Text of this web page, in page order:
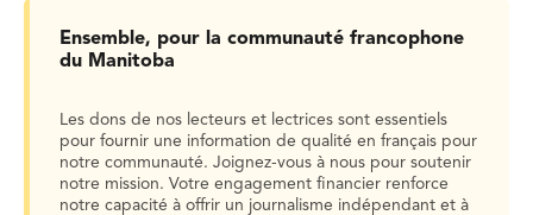
Ensemble, pour la communauté francophone
du Manitoba
Les dons de nos lecteurs et lectrices sont essentiels
pour fournir une information de qualité en français pour
notre communauté. Joignez-vous à nous pour soutenir
notre mission. Votre engagement financier renforce
notre capacité à offrir un journalisme indépendant et à